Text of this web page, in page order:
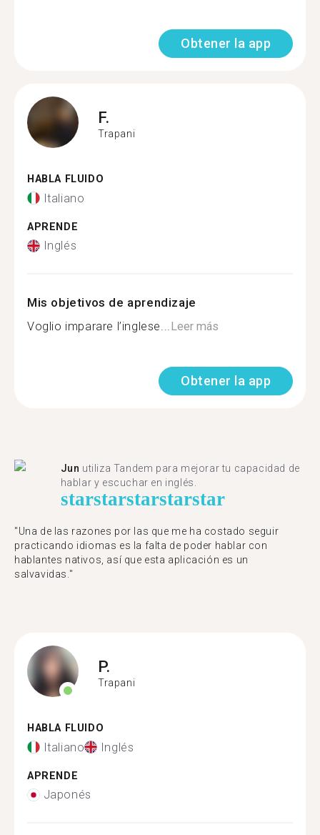
Obtener la app
F.
Trapani
HABLA FLUIDO
Italiano
APRENDE
Inglés
Mis objetivos de aprendizaje
Voglio imparare l’inglese...Leer más
Obtener la app
Jun utiliza Tandem para mejorar tu capacidad de
hablar y escuchar en inglés.
starstarstarstarstar
"Una de las razones por las que me ha costado seguir
practicando idiomas es la falta de poder hablar con
hablantes nativos, así que esta aplicación es un
salvavidas."
P.
Trapani
HABLA FLUIDO
Italiano Inglés
APRENDE
Japonés